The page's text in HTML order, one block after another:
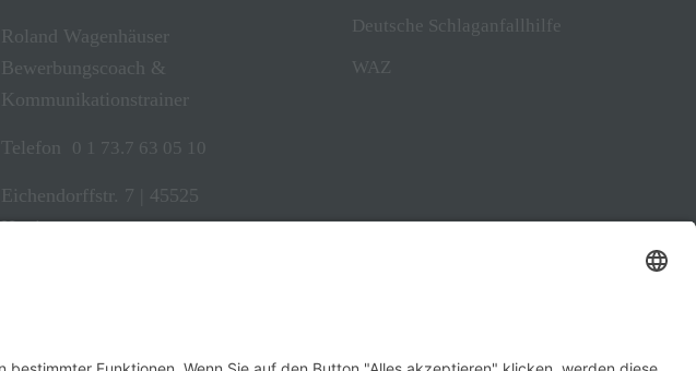
Roland Wagenhäuser
Bewerbungscoach &
Kommunikationstrainer
Telefon 0 1 73.7 63 05 10
Eichendorffstr. 7 | 45525
Hattingen
Deutsche Schlaganfallhilfe
WAZ